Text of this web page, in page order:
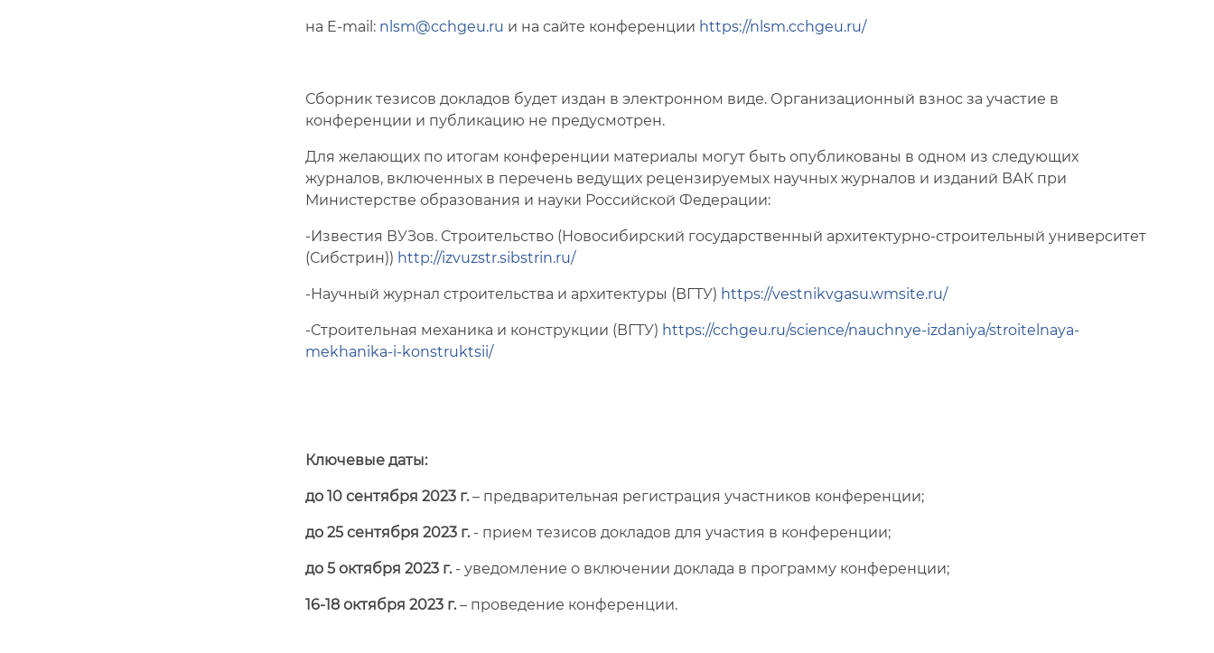
на E-mail: nlsm@cchgeu.ru и на сайте конференции https://nlsm.cchgeu.ru/
Сборник тезисов докладов будет издан в электронном виде. Организационный взнос за участие в
конференции и публикацию не предусмотрен.
Для желающих по итогам конференции материалы могут быть опубликованы в одном из следующих
журналов, включенных в перечень ведущих рецензируемых научных журналов и изданий ВАК при
Министерстве образования и науки Российской Федерации:
-Известия ВУЗов. Строительство (Новосибирский государственный архитектурно-строительный университет
(Сибстрин)) http://izvuzstr.sibstrin.ru/
-Научный журнал строительства и архитектуры (ВГТУ) https://vestnikvgasu.wmsite.ru/
-Строительная механика и конструкции (ВГТУ) https://cchgeu.ru/science/nauchnye-izdaniya/stroitelnaya-
mekhanika-i-konstruktsii/
Ключевые даты:
до 10 сентября 2023 г.– предварительная регистрация участников конференции;
до 25 сентября 2023 г. - прием тезисов докладов для участия в конференции;
до 5 октября 2023 г. - уведомление о включении доклада в программу конференции;
16-18 октября 2023 г.– проведение конференции.